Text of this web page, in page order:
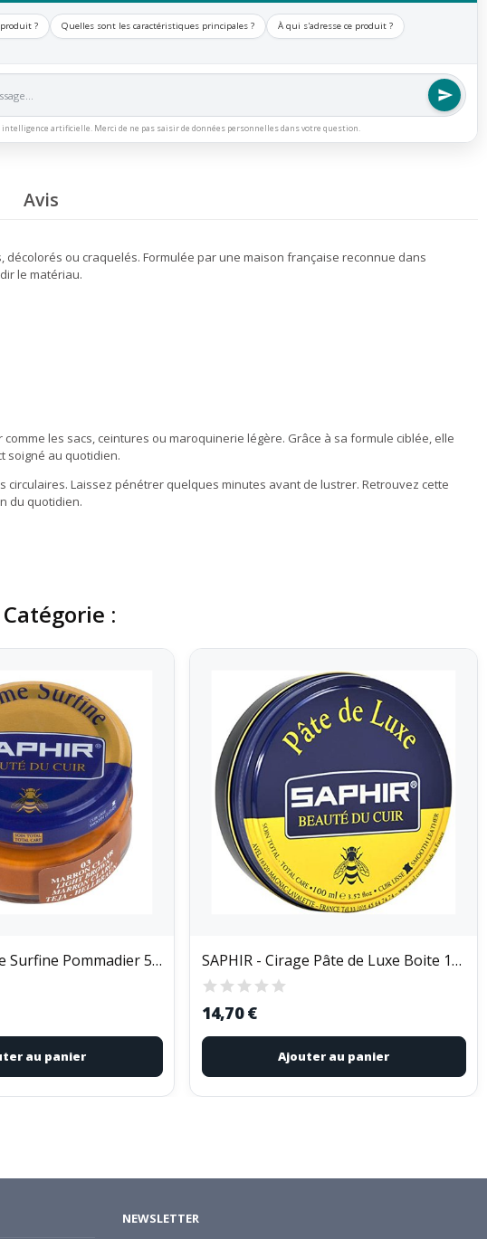
? Quelles sont les caractéristiques principales ? À qui s'adresse ce produit ?
intelligence artificielle. Merci de ne pas saisir de données personnelles dans votre question.
Avis
ou craquelés. Formulée par une maison française reconnue dans
le matériau.
les sacs, ceintures ou maroquinerie légère. Grâce à sa formule ciblée, elle
soigné au quotidien.
Laissez pénétrer quelques minutes avant de lustrer. Retrouvez cette
du quotidien.
:
SAPHIR - Crème Surfine Pommadier 50ml Blanc
au panier
SAPHIR - Cirage Pâte de Luxe Boite 100ml Marron...
14,70 €
Ajouter au panier
NEWSLETTER